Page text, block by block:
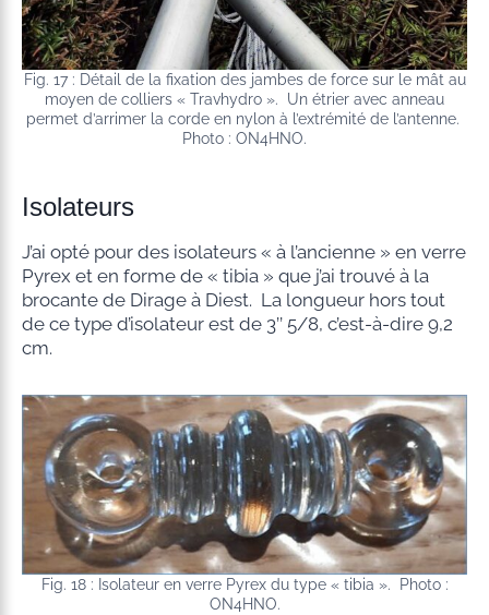
Fig. 17 : Détail de la fixation des jambes de force sur le mât au
moyen de colliers « Travhydro ». Un étrier avec anneau
permet d’arrimer la corde en nylon à l’extrémité de l’antenne.
Photo : ON4HNO.
Isolateurs
J’ai opté pour des isolateurs « à l’ancienne » en verre
Pyrex et en forme de « tibia » que j’ai trouvé à la
brocante de Dirage à Diest. La longueur hors tout
de ce type d’isolateur est de 3’’ 5/8, c’est-à-dire 9,2
cm.
Fig. 18 : Isolateur en verre Pyrex du type « tibia ». Photo :
ON4HNO.